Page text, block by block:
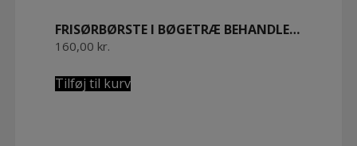
FRISØRBØRSTE I BØGETRÆ BEHANDLET MED BIVOKS M/ GRÅ GEDEHÅR
160,00 kr.
Tilføj til kurv